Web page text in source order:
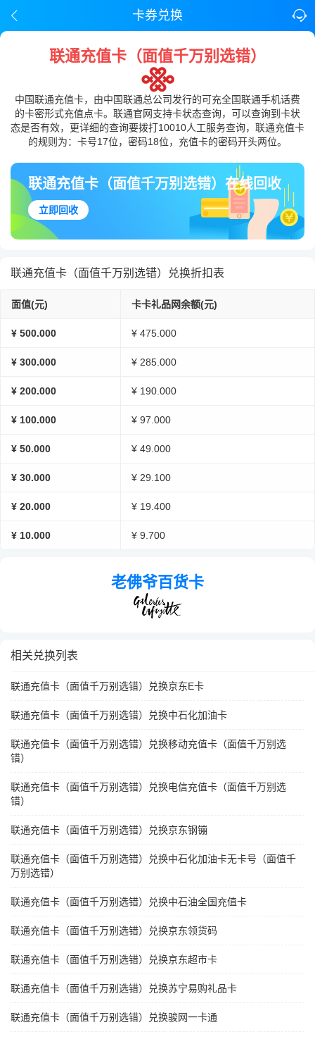
卡券兑换
联通充值卡（面值千万别选错）
中国联通充值卡，由中国联通总公司发行的可充全国联通手机话费
的卡密形式充值点卡。联通官网支持卡状态查询，可以查询到卡状
态是否有效，更详细的查询要拨打10010人工服务查询，联通充值卡
的规则为：卡号17位，密码18位，充值卡的密码开头两位。
联通充值卡（面值千万别选错）在线回收
立即回收
联通充值卡（面值千万别选错）兑换折扣表
面值(元) 卡卡礼品网余额(元)
¥ 500.000 ¥ 475.000
¥ 300.000 ¥ 285.000
¥ 200.000 ¥ 190.000
¥ 100.000 ¥ 97.000
¥ 50.000 ¥ 49.000
¥ 30.000 ¥ 29.100
¥ 20.000 ¥ 19.400
¥ 10.000 ¥ 9.700
老佛爷百货卡
相关兑换列表
联通充值卡（面值千万别选错）兑换京东E卡
联通充值卡（面值千万别选错）兑换中石化加油卡
联通充值卡（面值千万别选错）兑换移动充值卡（面值千万别选
错）
联通充值卡（面值千万别选错）兑换电信充值卡（面值千万别选
错）
联通充值卡（面值千万别选错）兑换京东钢镚
联通充值卡（面值千万别选错）兑换中石化加油卡无卡号（面值千
万别选错）
联通充值卡（面值千万别选错）兑换中石油全国充值卡
联通充值卡（面值千万别选错）兑换京东领货码
联通充值卡（面值千万别选错）兑换京东超市卡
联通充值卡（面值千万别选错）兑换苏宁易购礼品卡
联通充值卡（面值千万别选错）兑换骏网一卡通